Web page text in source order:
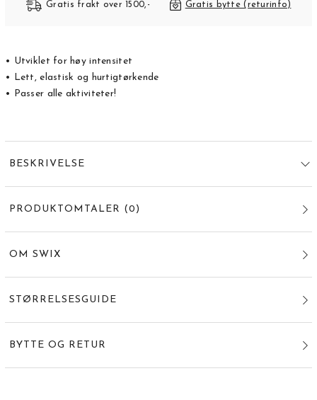
Gratis frakt over 1500,- Gratis bytte (returinfo)
• Utviklet for høy intensitet
• Lett, elastisk og hurtigtørkende
• Passer alle aktiviteter!
BESKRIVELSE
PRODUKTOMTALER (0 )
OM SWIX
STØRRELSESGUIDE
BYTTE OG RETUR